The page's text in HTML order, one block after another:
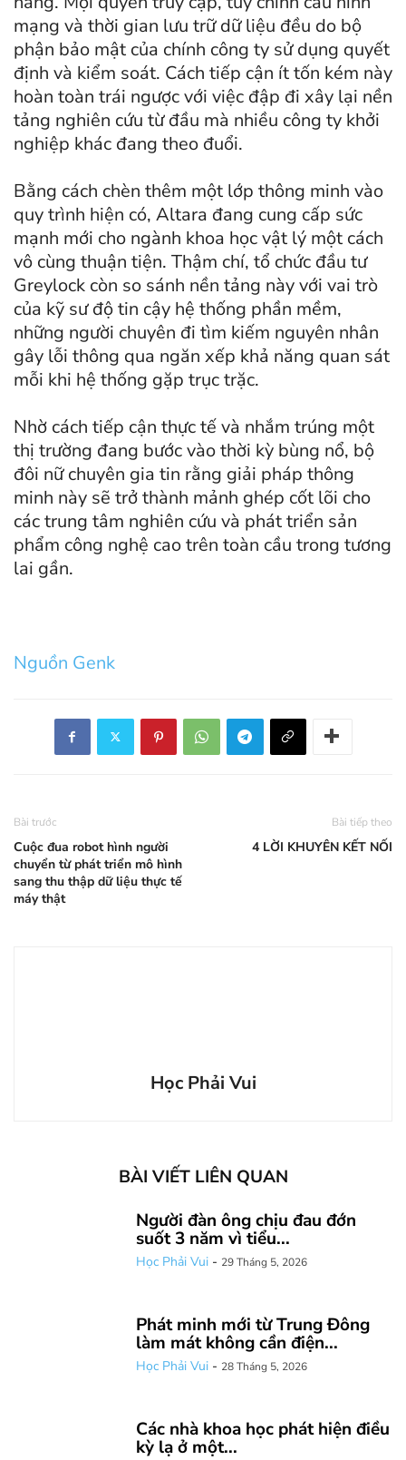
mạng và thời gian lưu trữ dữ liệu đều do bộ
phận bảo mật của chính công ty sử dụng quyết
định và kiểm soát. Cách tiếp cận ít tốn kém này
hoàn toàn trái ngược với việc đập đi xây lại nền
tảng nghiên cứu từ đầu mà nhiều công ty khởi
nghiệp khác đang theo đuổi.
Bằng cách chèn thêm một lớp thông minh vào
quy trình hiện có, Altara đang cung cấp sức
mạnh mới cho ngành khoa học vật lý một cách
vô cùng thuận tiện. Thậm chí, tổ chức đầu tư
Greylock còn so sánh nền tảng này với vai trò
của kỹ sư độ tin cậy hệ thống phần mềm,
những người chuyên đi tìm kiếm nguyên nhân
gây lỗi thông qua ngăn xếp khả năng quan sát
mỗi khi hệ thống gặp trục trặc.
Nhờ cách tiếp cận thực tế và nhắm trúng một
thị trường đang bước vào thời kỳ bùng nổ, bộ
đôi nữ chuyên gia tin rằng giải pháp thông
minh này sẽ trở thành mảnh ghép cốt lõi cho
các trung tâm nghiên cứu và phát triển sản
phẩm công nghệ cao trên toàn cầu trong tương
lai gần.
Nguồn Genk
Bài trước
Cuộc đua robot hình người
chuyển từ phát triển mô hình
sang thu thập dữ liệu thực tế
máy thật
Bài tiếp theo
4 LỜI KHUYÊN KẾT NỐI
Học Phải Vui
BÀI VIẾT LIÊN QUAN
Người đàn ông chịu đau đớn
suốt 3 năm vì tiểu...
Học Phải Vui - 29 Tháng 5, 2026
Phát minh mới từ Trung Đông
làm mát không cần điện...
Học Phải Vui - 28 Tháng 5, 2026
Các nhà khoa học phát hiện điều
kỳ lạ ở một...